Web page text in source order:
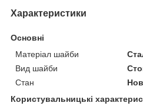
Характеристики
Основні
Матеріал шайби
Вид шайби
Стан
Користувальницькі